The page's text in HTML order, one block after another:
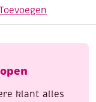
klant alles